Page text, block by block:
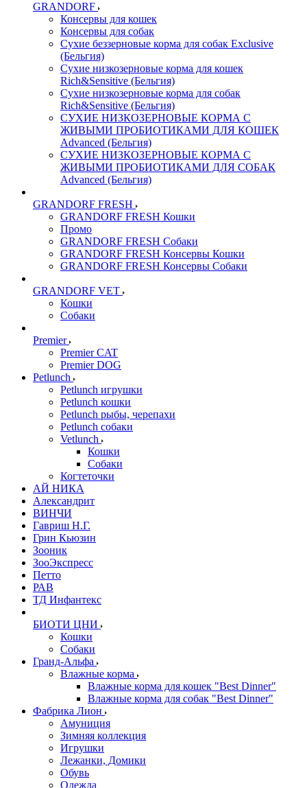
GRANDORF
Консервы для кошек
Консервы для собак
Сухие беззерновые корма для собак Exclusive
(Бельгия)
Сухие низкозерновые корма для кошек
Rich&Sensitive (Бельгия)
Сухие низкозерновые корма для собак
Rich&Sensitive (Бельгия)
СУХИЕ НИЗКОЗЕРНОВЫЕ КОРМА С
ЖИВЫМИ ПРОБИОТИКАМИ ДЛЯ КОШЕК
Advanced (Бельгия)
СУХИЕ НИЗКОЗЕРНОВЫЕ КОРМА С
ЖИВЫМИ ПРОБИОТИКАМИ ДЛЯ СОБАК
Advanced (Бельгия)
GRANDORF FRESH
GRANDORF FRESH Кошки
Промо
GRANDORF FRESH Собаки
GRANDORF FRESH Консервы Кошки
GRANDORF FRESH Консервы Собаки
GRANDORF VET
Кошки
Собаки
Premier
Premier CAT
Premier DOG
Petlunch
Petlunch игрушки
Petlunch кошки
Petlunch рыбы, черепахи
Petlunch собаки
Vetlunch
Кошки
Собаки
Когтеточки
АЙ НИКА
Александрит
ВИНЧИ
Гавриш Н.Г.
Грин Кьюзин
Зооник
ЗооЭкспресс
Петто
РАВ
ТД Инфантекс
БИОТИ ЦНИ
Кошки
Собаки
Гранд-Альфа
Влажные корма
Влажные корма для кошек "Best Dinner"
Влажные корма для собак "Best Dinner"
Фабрика Лион
Амуниция
Зимняя коллекция
Игрушки
Лежанки, Домики
Обувь
Одежда